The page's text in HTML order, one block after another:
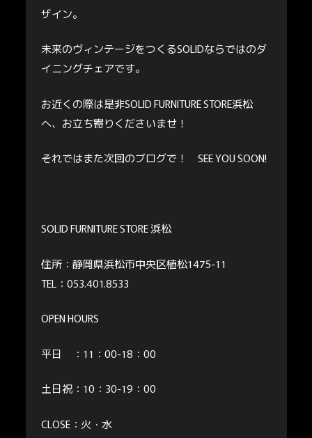
ザイン。
未来のヴィンテージをつくるSOLIDならではのダ
イニングチェアです。
お近くの際は是非SOLID FURNITURE STORE浜松
へ、お立ち寄りくださいませ！
それではまた次回のブログで！ SEE YOU SOON!
SOLID FURNITURE STORE 浜松
住所：静岡県浜松市中央区植松1475-11
TEL：053.401.8533
OPEN HOURS
平日 ：11：00-18：00
土日祝：10：30-19：00
CLOSE：火・水